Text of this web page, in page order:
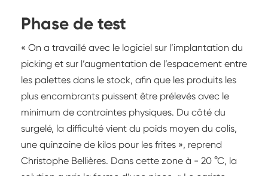
Phase de test
« On a travaillé avec le logiciel sur l’implantation du
picking et sur l’augmentation de l’espacement entre
les palettes dans le stock, afin que les produits les
plus encombrants puissent être prélevés avec le
minimum de contraintes physiques. Du côté du
surgelé, la difficulté vient du poids moyen du colis,
une quinzaine de kilos pour les frites », reprend
Christophe Bellières. Dans cette zone à - 20 °C, la